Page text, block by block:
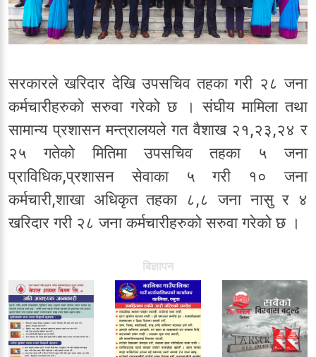
सरकारले खरिदार देखि उपसचिव तहका गरी २८ जना
कर्मचारीहरुको सरुवा गरेको छ । संघीय मामिला तथा
सामान्य प्रशासन मन्त्रालयले गत वैशाख २१,२३,२४ र
२५ गतेको मितिमा उपसचिव तहका ५ जना
प्राविधिक,प्रशासन सेवाका ५ गरी १० जना
कर्मचारी,शाखा अधिकृत तहका ८,८ जना नासु र ४
खरिदार गरी २८ जना कर्मचारीहरुको सरुवा गरेको छ ।
बिज्ञापन